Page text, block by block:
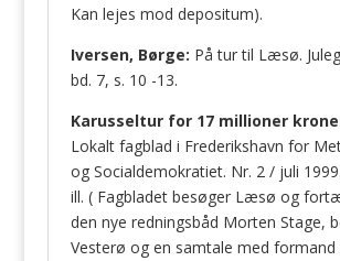
Kan lejes mod depositum).
Iversen, Børge: På tur til Læsø.
bd. 7, s. 10 -13.
Karusseltur for 17 millioner
Lokalt fagblad i Frederikshavn for
og Socialdemokratiet. Nr. 2 / juli
ill. ( Fagbladet besøger Læsø og
den nye redningsbåd Morten Stage,
Vesterø og en samtale med